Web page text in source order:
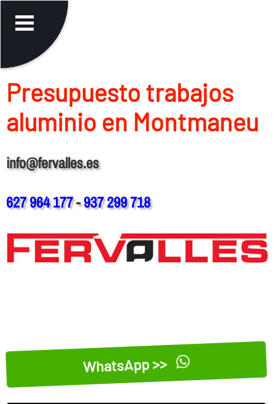
Presupuesto trabajos
aluminio en Montmaneu
info@fervalles.es
627 964 177-937 299 718
WhatsApp >>